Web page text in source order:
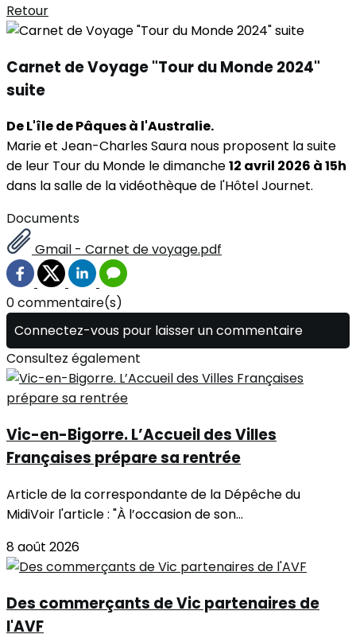
Retour
Carnet de Voyage "Tour du Monde 2024"
suite
De L'île de Pâques à l'Australie.
Marie et Jean-Charles Saura nous proposent la suite
de leur Tour du Monde le dimanche12 avril 2026 à 15h
dans la salle de la vidéothèque de l'Hôtel Journet.
Documents
Gmail - Carnet de voyage.pdf
0 commentaire(s)
Connectez-vous pour laisser un commentaire
Consultez également
Vic-en-Bigorre. L’Accueil des Villes
Françaises prépare sa rentrée
Article de la correspondante de la Dépêche du
MidiVoir l'article : "À l’occasion de son...
8 août 2026
Des commerçants de Vic partenaires de
l'AVF